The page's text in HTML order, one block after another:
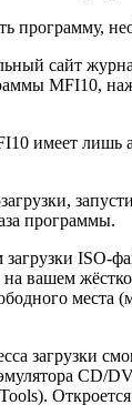
программу,
сайт
MFI10,
имеет лишь
программы.
ISO-
на вашем
места
загрузки
CD/